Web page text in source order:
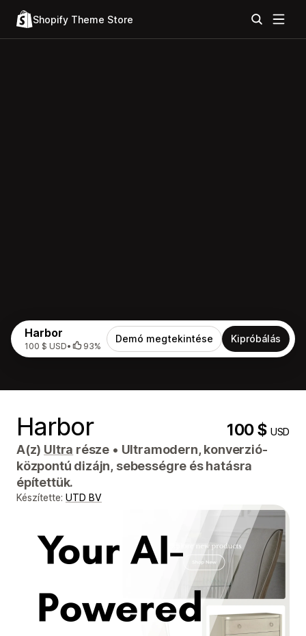
Shopify Theme Store
Harbor
100 $ USD• 93%
Demó megtekintése Kipróbálás
Harbor 100 $USD
A(z) Ultra része • Ultramodern, konverzió-
központú dizájn, sebességre és hatásra
építettük.
Készítette: UTD BV